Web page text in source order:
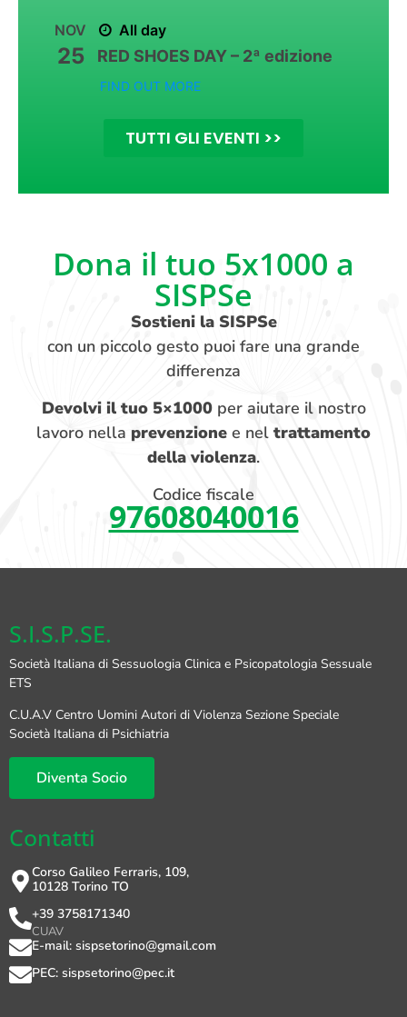
NOV
25
All day
RED SHOES DAY – 2ª edizione
FIND OUT MORE
TUTTI GLI EVENTI >>
Dona il tuo 5x1000 a
SISPSe
Sostieni la SISPSe
con un piccolo gesto puoi fare una grande
differenza
Devolvi il tuo 5×1000per aiutare il nostro
lavoro nella prevenzione e nel trattamento
della violenza.
Codice fiscale
97608040016
S.I.S.P.SE.
Società Italiana di Sessuologia Clinica e Psicopatologia Sessuale
ETS
C.U.A.V Centro Uomini Autori di Violenza Sezione Speciale
Società Italiana di Psichiatria
Diventa Socio
Contatti
Corso Galileo Ferraris, 109,
10128 Torino TO
+39 3758171340
CUAV
E-mail: sispsetorino@gmail.com
PEC: sispsetorino@pec.it